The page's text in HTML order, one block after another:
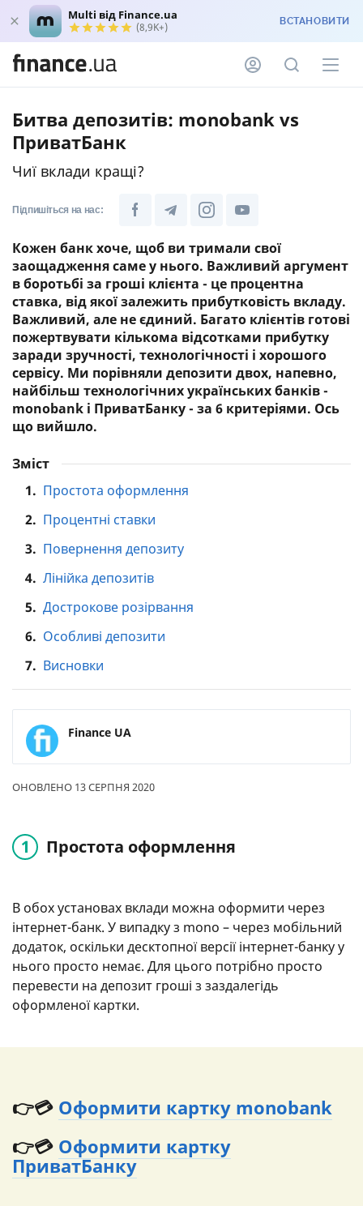
Multi від Finance.ua
(8,9K+) ВСТАНОВИТИ
Битва депозитів: monobank vs
ПриватБанк
Чиї вклади кращі?
Підпишіться на нас:
Кожен банк хоче, щоб ви тримали свої
заощадження саме у нього. Важливий аргумент
в боротьбі за гроші клієнта - це процентна
ставка, від якої залежить прибутковість вкладу.
Важливий, але не єдиний. Багато клієнтів готові
пожертвувати кількома відсотками прибутку
заради зручності, технологічності і хорошого
сервісу. Ми порівняли депозити двох, напевно,
найбільш технологічних українських банків -
monobank і ПриватБанку - за 6 критеріями. Ось
що вийшло.
Зміст
1. Простота оформлення
2. Процентні ставки
3. Повернення депозиту
4. Лінійка депозитів
5. Дострокове розірвання
6. Особливі депозити
7. Висновки
Finance UA
ОНОВЛЕНО 13 СЕРПНЯ 2020
Простота оформлення
В обох установах вклади можна оформити через
інтернет-банк. У випадку з mono – через мобільний
додаток, оскільки десктопної версії інтернет-банку у
нього просто немає. Для цього потрібно просто
перевести на депозит гроші з заздалегідь
оформленої картки.
👉💳 Оформити картку monobank
👉💳 Оформити картку
ПриватБанку